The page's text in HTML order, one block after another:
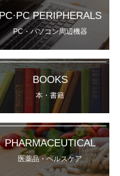
PC·PC PERIPHERALS
PC・パソコン周辺機器
BOOKS
本・書籍
PHARMACEUTICAL
医薬品・ヘルスケア